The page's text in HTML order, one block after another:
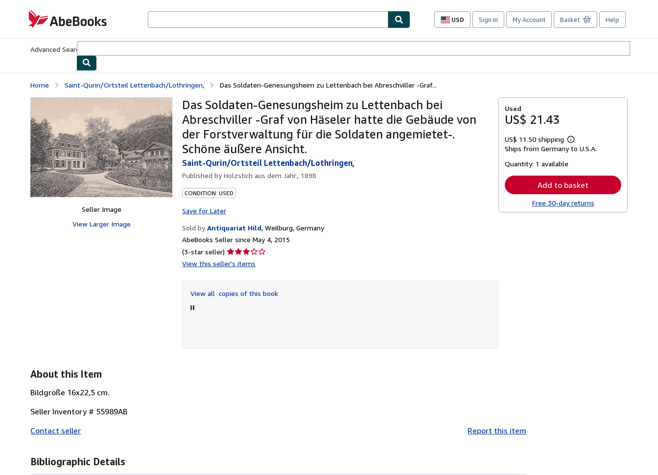
AbeBooks.com
USD
Site
preferences
Sign in My Account Basket Help
Advanced Search
Home Saint-Qurin/Ortsteil Lettenbach/Lothringen, Das Soldaten-Genesungsheim zu Lettenbach bei Abreschviller -Graf...
Seller Image
View Larger Image
Das Soldaten-Genesungsheim zu Lettenbach bei
Abreschviller -Graf von Häseler hatte die Gebäude von
der Forstverwaltung für die Soldaten angemietet-.
Schöne äußere Ansicht.
Saint-Qurin/Ortsteil Lettenbach/Lothringen,
Published byHolzstich aus dem Jahr., 1898
CONDITION: USED
Save for Later
Sold by Antiquariat Hild, Weilburg, Germany
AbeBooks Seller since May 4, 2015
(3-star seller) Seller
rating
of
5
View this seller's items
View all copies of this book
Used
US$ 21.43
US$ 11.50 shipping
Learn
more
Ships from Germany to U.S.A.
Quantity: 1 available
Add to basket
Free 30-day returns
About this Item
Bildgröße 16x22,5 cm.
Seller Inventory # 55989AB
Contact seller
Report this item
Bibliographic Details